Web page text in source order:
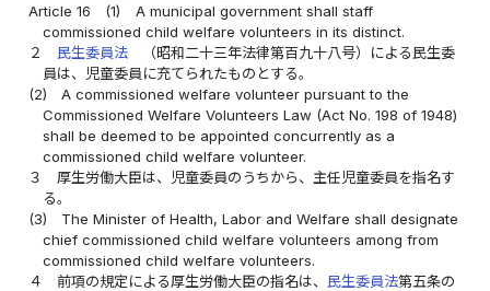
Article 16
(1)
A municipal government shall staff
commissioned child welfare volunteers in its distinct.
２
民生委員法 （昭和二十三年法律第百九十八号）による民生委
員は、児童委員に充てられたものとする。
(2)
A commissioned welfare volunteer pursuant to the
Commissioned Welfare Volunteers Law (Act No. 198 of 1948)
shall be deemed to be appointed concurrently as a
commissioned child welfare volunteer.
３
厚生労働大臣は、児童委員のうちから、主任児童委員を指名す
る。
(3)
The Minister of Health, Labor and Welfare shall designate
chief commissioned child welfare volunteers among from
commissioned child welfare volunteers.
４
前項の規定による厚生労働大臣の指名は、 民生委員法第五条の